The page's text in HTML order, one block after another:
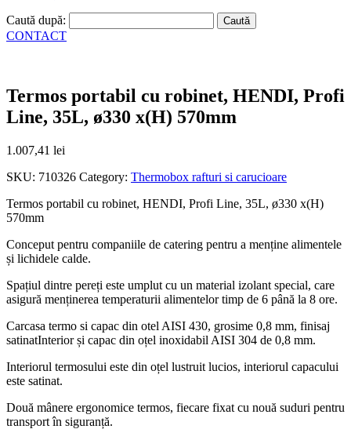
Caută după:
CONTACT
Termos portabil cu robinet, HENDI, Profi
Line, 35L, ø330 x(H) 570mm
1.007,41 lei
SKU: 710326 Category: Thermobox rafturi si carucioare
Termos portabil cu robinet, HENDI, Profi Line, 35L, ø330 x(H)
570mm
Conceput pentru companiile de catering pentru a menține alimentele
și lichidele calde.
Spațiul dintre pereți este umplut cu un material izolant special, care
asigură menținerea temperaturii alimentelor timp de 6 până la 8 ore.
Carcasa termo si capac din otel AISI 430, grosime 0,8 mm, finisaj
satinatInterior și capac din oțel inoxidabil AISI 304 de 0,8 mm.
Interiorul termosului este din oțel lustruit lucios, interiorul capacului
este satinat.
Două mânere ergonomice termos, fiecare fixat cu nouă suduri pentru
transport în siguranță.